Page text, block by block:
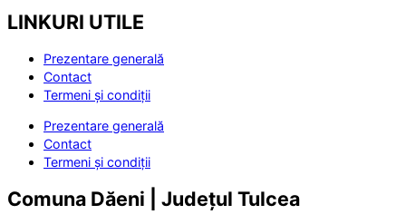
LINKURI UTILE
Prezentare generală
Contact
Termeni și condiții
Prezentare generală
Contact
Termeni și condiții
Comuna Dăeni | Județul Tulcea